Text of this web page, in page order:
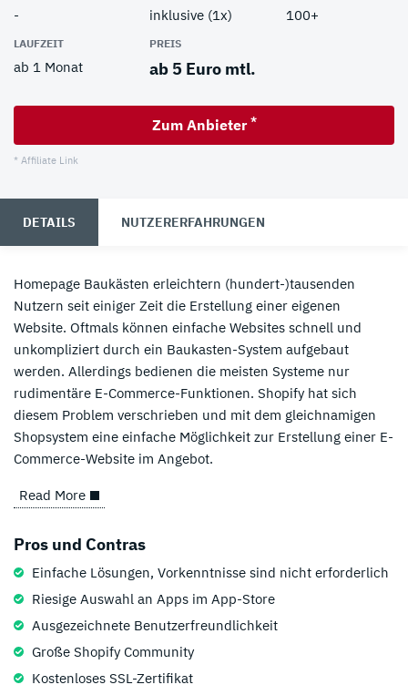
- inklusive (1x) 100+
LAUFZEIT
ab 1 Monat
PREIS
ab 5 Euro mtl.
Zum Anbieter *
* Affiliate Link
DETAILS NUTZERERFAHRUNGEN
Homepage Baukästen erleichtern (hundert-)tausenden
Nutzern seit einiger Zeit die Erstellung einer eigenen
Website. Oftmals können einfache Websites schnell und
unkompliziert durch ein Baukasten-System aufgebaut
werden. Allerdings bedienen die meisten Systeme nur
rudimentäre E-Commerce-Funktionen. Shopify hat sich
diesem Problem verschrieben und mit dem gleichnamigen
Shopsystem eine einfache Möglichkeit zur Erstellung einer E-
Commerce-Website im Angebot.
Read More
Pros und Contras
Einfache Lösungen, Vorkenntnisse sind nicht erforderlich
Riesige Auswahl an Apps im App-Store
Ausgezeichnete Benutzerfreundlichkeit
Große Shopify Community
Kostenloses SSL-Zertifikat